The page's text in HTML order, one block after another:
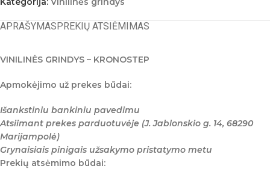
APRAŠYMASPREKIŲ ATSIĖMIMAS
VINILINĖS GRINDYS – KRONOSTEP
Apmokėjimo už prekes būdai:
Išankstiniu bankiniu pavedimu
Atsiimant prekes parduotuvėje (J. Jablonskio g. 14, 68290
Marijampolė)
Grynaisiais pinigais užsakymo pristatymo metu
Prekių atsėmimo būdai: